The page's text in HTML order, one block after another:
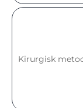
Kirurgisk